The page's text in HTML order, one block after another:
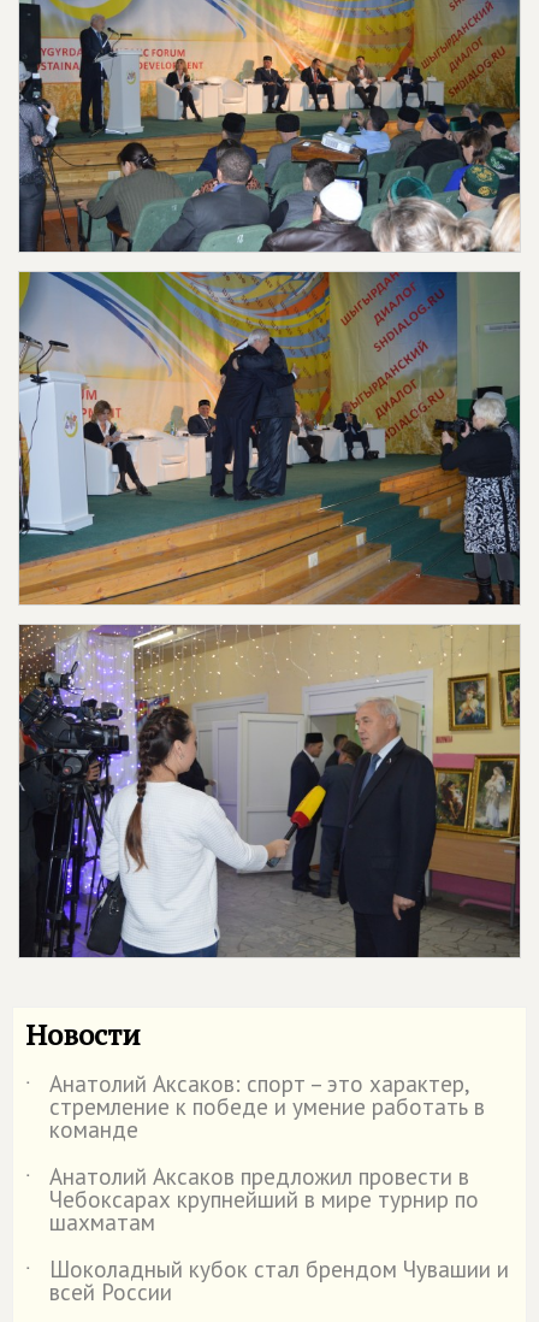
Новости
˙ Анатолий Аксаков: спорт – это характер,
стремление к победе и умение работать в
команде
˙
Анатолий Аксаков предложил провести в
Чебоксарах крупнейший в мире турнир по
шахматам
˙
Шоколадный кубок стал брендом Чувашии и
всей России